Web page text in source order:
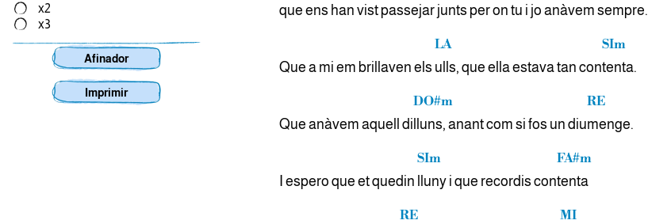
x2
x3
Afinador
Imprimir
que ens han vist passejar junts per on tu i jo anàvem sempre.
Que a mi em brillaven els
LA
ulls, que ella estava tan con
SIm
tenta.
Que anàvem aquell di
DO#m
lluns, anant com si fos un diu
RE
menge.
I espero que et quedin
SIm
lluny i que recordis con
FA#m
tenta
RE
MI